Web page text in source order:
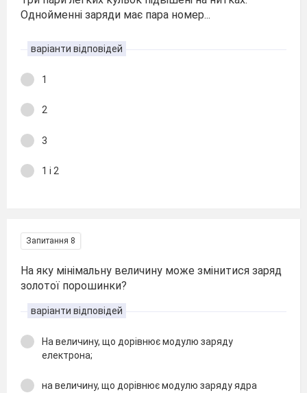
Однойменні заряди має пара номер...
варіанти відповідей
1
2
3
1 і 2
Запитання 8
На яку мінімальну величину може змінитися заряд
золотої порошинки?
варіанти відповідей
На величину, що дорівнює модулю заряду
електрона;
на величину, що дорівнює модулю заряду ядра